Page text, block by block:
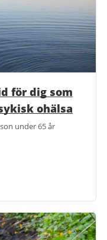
för dig som
ohälsa
under 65 år